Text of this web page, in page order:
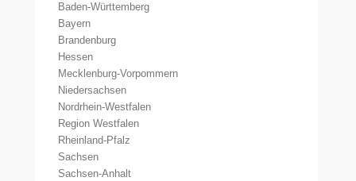
Baden-Württemberg
Bayern
Brandenburg
Hessen
Mecklenburg-Vorpommern
Niedersachsen
Nordrhein-Westfalen
Region Westfalen
Rheinland-Pfalz
Sachsen
Sachsen-Anhalt